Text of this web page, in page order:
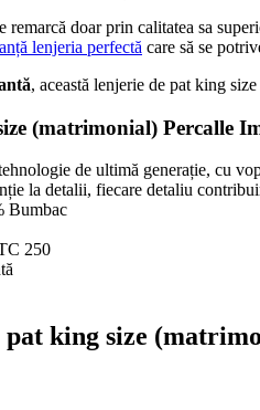
remarcă doar prin calitatea sa
lenjeria perfectă care să se
, această lenjerie de pat king
(matrimonial) Percalle
de ultimă generație, cu
la detalii, fiecare detaliu
Bumbac
250
king size